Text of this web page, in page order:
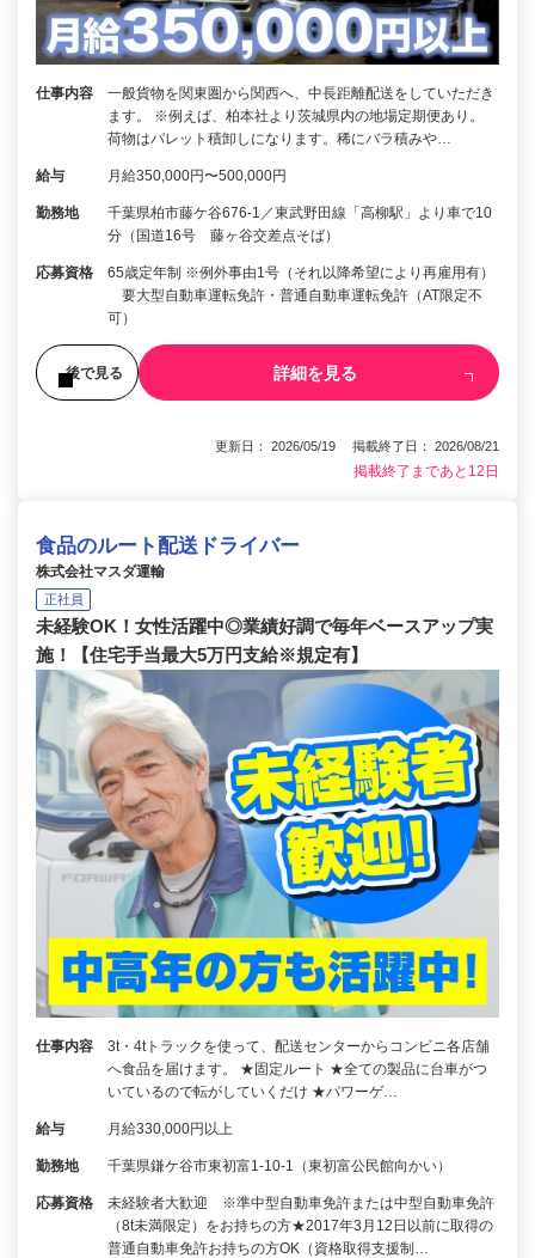
仕事内容
一般貨物を関東圏から関西へ、中長距離配送をしていただき
ます。 ※例えば、柏本社より茨城県内の地場定期便あり。
荷物はパレット積卸しになります。稀にバラ積みや…
給与 月給350,000円〜500,000円
勤務地
千葉県柏市藤ケ谷676-1／東武野田線「高柳駅」より車で10
分（国道16号 藤ヶ谷交差点そば）
応募資格
65歳定年制 ※例外事由1号（それ以降希望により再雇用有）
要大型自動車運転免許・普通自動車運転免許（AT限定不
可）
後で見る 詳細を見る
更新日： 2026/05/19 掲載終了日： 2026/08/21
掲載終了まであと12日
食品のルート配送ドライバー
株式会社マスダ運輸
正社員
未経験OK！女性活躍中◎業績好調で毎年ベースアップ実
施！【住宅手当最大5万円支給※規定有】
仕事内容
3t・4tトラックを使って、配送センターからコンビニ各店舗
へ食品を届けます。 ★固定ルート ★全ての製品に台車がつ
いているので転がしていくだけ ★パワーゲ…
給与 月給330,000円以上
勤務地 千葉県鎌ケ谷市東初富1-10-1（東初富公民館向かい）
応募資格
未経験者大歓迎 ※準中型自動車免許または中型自動車免許
（8t未満限定）をお持ちの方★2017年3月12日以前に取得の
普通自動車免許お持ちの方OK（資格取得支援制…